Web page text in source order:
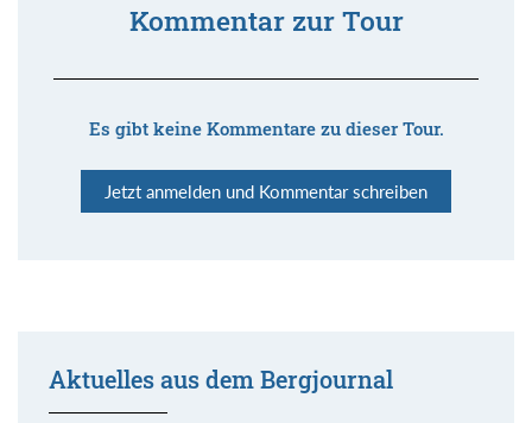
Kommentar zur Tour
Es gibt keine Kommentare zu dieser Tour.
Jetzt anmelden und Kommentar schreiben
Aktuelles aus dem Bergjournal